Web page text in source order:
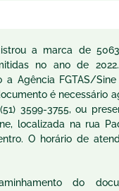
a marca de
no ano de
a Agência FGTAS/
é necessário
3599-3755, ou
localizada na rua
O horário de
do